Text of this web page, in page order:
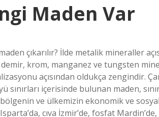
Maden Var
çıkarılır? İlde metalik mineraller
demir, krom, manganez ve tungsten
açısından oldukça zengindir.
sınırları içerisinde bulunan maden,
ve ülkemizin ekonomik ve
cıva İzmir’de, fosfat